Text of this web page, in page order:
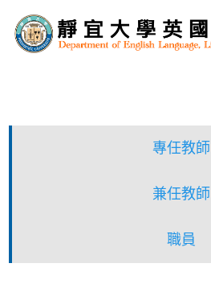
到
主
專任教師
兼任教師
職員